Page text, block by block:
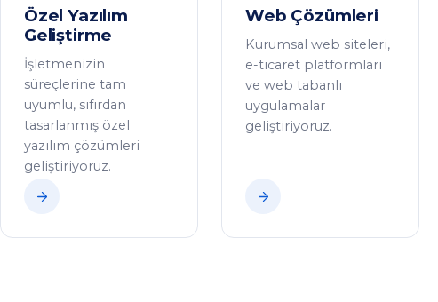
Özel Yazılım
Geliştirme
İşletmenizin
süreçlerine tam
uyumlu, sıfırdan
tasarlanmış özel
yazılım çözümleri
geliştiriyoruz.
Web Çözümleri
Kurumsal web siteleri,
e-ticaret platformları
ve web tabanlı
uygulamalar
geliştiriyoruz.